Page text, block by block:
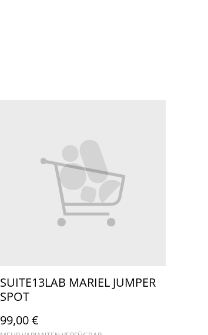
SUITE13LAB MARIEL JUMPER
SPOT
99,00 €